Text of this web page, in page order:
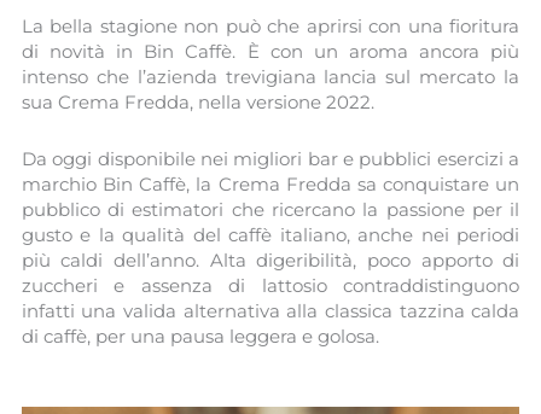
La bella stagione non può che aprirsi con una fioritura
di novità in Bin Caffè. È con un aroma ancora più
intenso che l’azienda trevigiana lancia sul mercato la
sua Crema Fredda, nella versione 2022.
Da oggi disponibile nei migliori bar e pubblici esercizi a
marchio Bin Caffè, la Crema Fredda sa conquistare un
pubblico di estimatori che ricercano la passione per il
gusto e la qualità del caffè italiano, anche nei periodi
più caldi dell’anno. Alta digeribilità, poco apporto di
zuccheri e assenza di lattosio contraddistinguono
infatti una valida alternativa alla classica tazzina calda
di caffè, per una pausa leggera e golosa.